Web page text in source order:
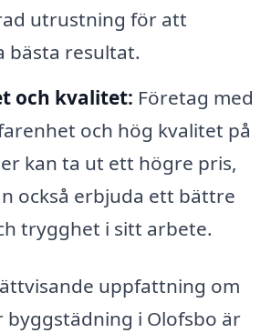
utrustning för att
bästa resultat.
och kvalitet: Företag med
och hög kvalitet på
kan ta ut ett högre pris,
också erbjuda ett bättre
trygghet i sitt arbete.
uppfattning om
byggstädning i Olofsbo är